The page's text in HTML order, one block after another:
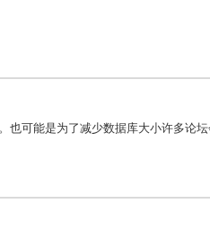
可能是为了减少数据库大小许多论